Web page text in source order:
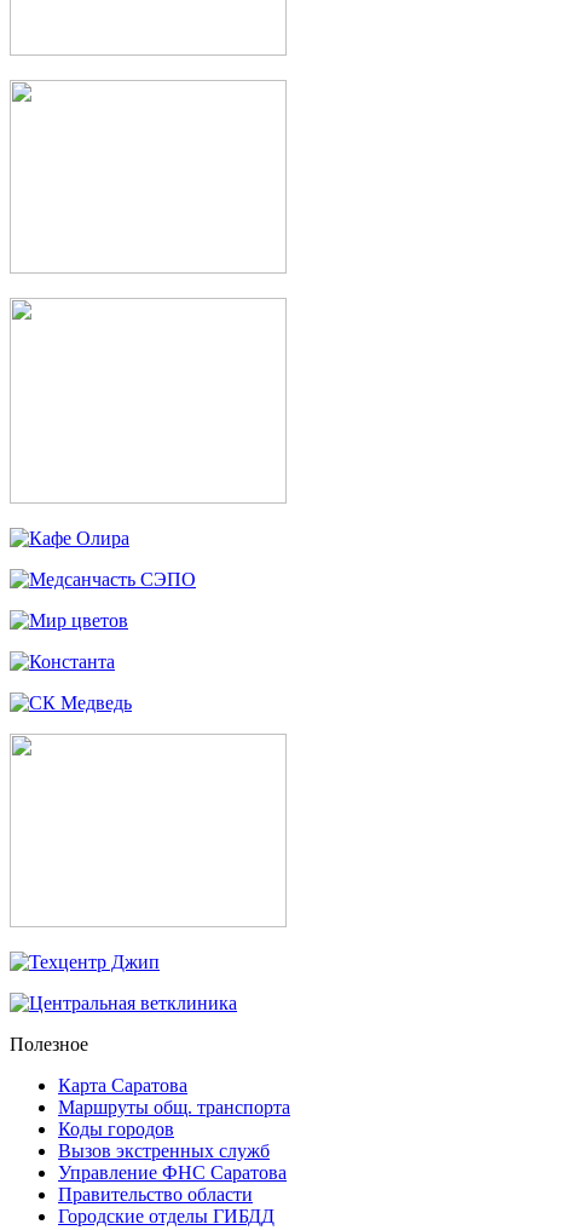
Полезное
Карта Саратова
Маршруты общ. транспорта
Коды городов
Вызов экстренных служб
Управление ФНС Саратова
Правительство области
Городские отделы ГИБДД